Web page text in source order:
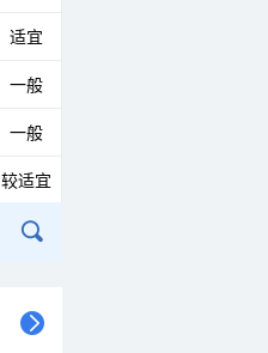
适宜
一般
一般
较适宜